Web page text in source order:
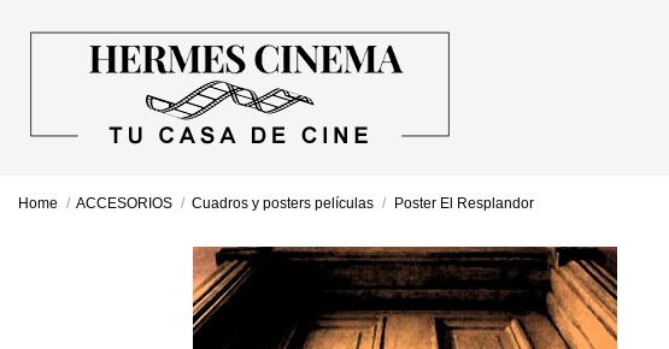
Home ACCESORIOS Cuadros y posters películas Poster El Resplandor